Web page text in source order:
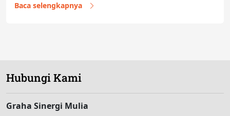
Baca selengkapnya
Hubungi Kami
Graha Sinergi Mulia